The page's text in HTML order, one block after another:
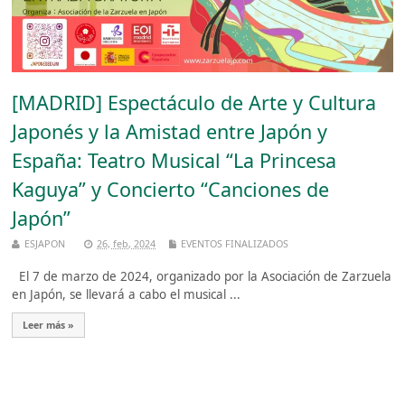
[MADRID] Espectáculo de Arte y Cultura
Japonés y la Amistad entre Japón y
España: Teatro Musical “La Princesa
Kaguya” y Concierto “Canciones de
Japón”
ESJAPON 26, feb, 2024 EVENTOS FINALIZADOS
El 7 de marzo de 2024, organizado por la Asociación de Zarzuela
en Japón, se llevará a cabo el musical ...
Leer más »